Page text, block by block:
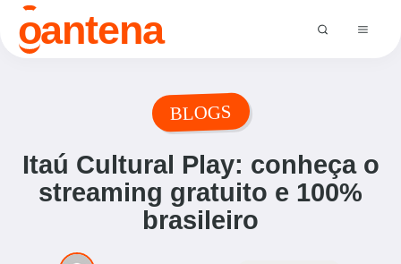
oantena
BLOGS
Itaú Cultural Play: conheça o
streaming gratuito e 100%
brasileiro